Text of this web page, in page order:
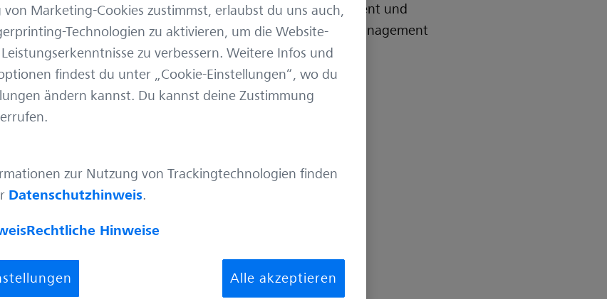
einschließlich Social Media Management und
Content-Erstellung, sowie im Eventmanagement
für externe Veranstaltungen.
Marketing-Cookies zustimmst, erlaubst du uns auch,
Technologien zu aktivieren, um die Website-
zu verbessern. Weitere Infos und
findest du unter „Cookie-Einstellungen“, wo du
ändern kannst. Du kannst deine Zustimmung
zur Nutzung von Trackingtechnologien finden
Datenschutzhinweis.
Rechtliche Hinweise
Alle akzeptieren